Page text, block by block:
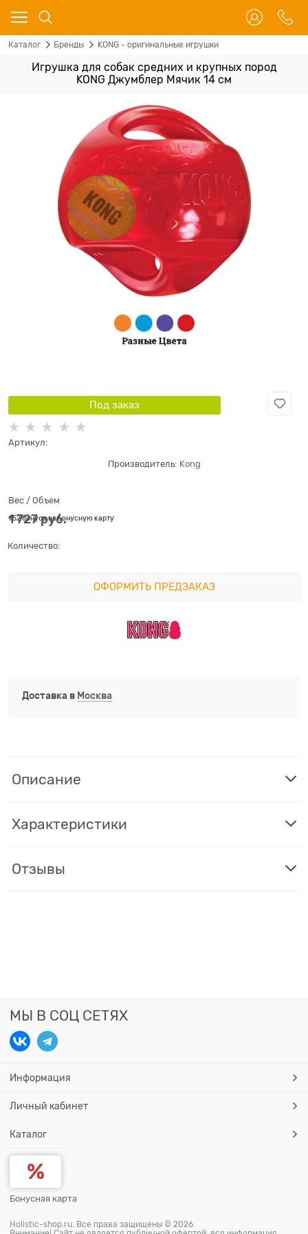
Каталог Бренды KONG - оригинальные игрушки
Игрушка для собак средних и крупных пород
KONG Джумблер Мячик 14 см
Под заказ
Артикул:
Производитель: Kong
Вес / Объем
1 727 руб.
+52 бонуса на бонусную карту
Количество:
ОФОРМИТЬ ПРЕДЗАКАЗ
Доставка в Москва
Описание
Характеристики
Отзывы
МЫ В СОЦ СЕТЯХ
Информация
Личный кабинет
Каталог
Бонусная карта
Holistic-shop.ru. Все права защищены © 2026